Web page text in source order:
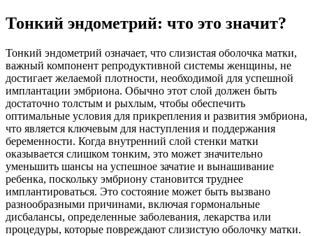
Тонкий эндометрий: что это значит?
Тонкий эндометрий означает, что слизистая оболочка матки,
важный компонент репродуктивной системы женщины, не
достигает желаемой плотности, необходимой для успешной
имплантации эмбриона. Обычно этот слой должен быть
достаточно толстым и рыхлым, чтобы обеспечить
оптимальные условия для прикрепления и развития эмбриона,
что является ключевым для наступления и поддержания
беременности. Когда внутренний слой стенки матки
оказывается слишком тонким, это может значительно
уменьшить шансы на успешное зачатие и вынашивание
ребенка, поскольку эмбриону становится труднее
имплантироваться. Это состояние может быть вызвано
разнообразными причинами, включая гормональные
дисбалансы, определенные заболевания, лекарства или
процедуры, которые повреждают слизистую оболочку матки.